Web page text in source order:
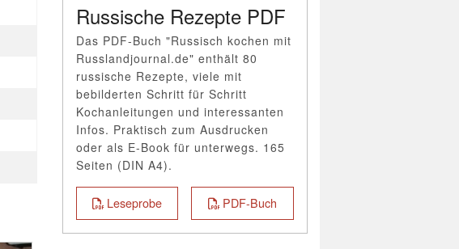
Russische Rezepte PDF
Das PDF-Buch "Russisch kochen mit
Russlandjournal.de" enthält 80
russische Rezepte, viele mit
bebilderten Schritt für Schritt
Kochanleitungen und interessanten
Infos. Praktisch zum Ausdrucken
oder als E-Book für unterwegs. 165
Seiten (DIN A4).
Leseprobe PDF-Buch